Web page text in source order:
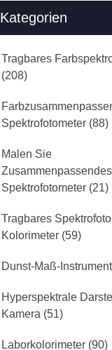
Kategorien
Tragbares
(208)
Spektrofotometer (88)
Malen Sie
Zusammenpassendes
Spektrofotometer (21)
Tragbares
Kolorimeter (59)
Dunst-Maß-Instrument
Hyperspektrale
Kamera (51)
Laborkolorimeter (90)